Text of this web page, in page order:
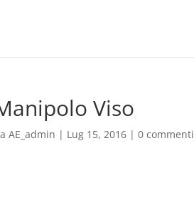
Viso
AE_admin | Lug 15, 2016 |0 commenti